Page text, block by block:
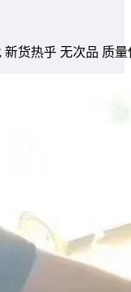
新货热乎 无次品 质